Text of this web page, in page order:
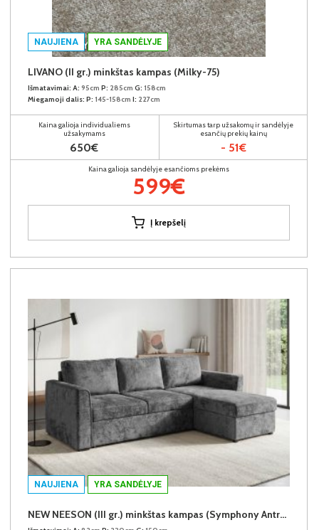
NAUJIENA YRA SANDĖLYJE
LIVANO (II gr.) minkštas kampas (Milky-75)
Išmatavimai: A: 95cm P: 285cm G: 158cm
Miegamoji dalis: P: 145-158cm I: 227cm
Kaina galioja individualiems
užsakymams
650€
Skirtumas tarp užsakomų ir sandėlyje
esančių prekių kainų
- 51€
Kaina galioja sandėlyje esančioms prekėms
599€
Į krepšelį
NAUJIENA YRA SANDĖLYJE
NEW NEESON (III gr.) minkštas kampas (Symphony Antracite-20)